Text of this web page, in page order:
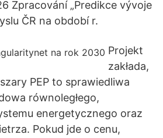
Zpracování „Predikce vývoje
ČR na období r.
Projekt
zakłada,
PEP to sprawiedliwa
równoległego,
energetycznego oraz
Pokud jde o cenu,